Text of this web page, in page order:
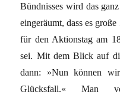
Bündnisses wird das
eingeräumt, dass es
für den Aktionstag am
sei. Mit dem Blick auf
dann: »Nun können
Glücksfall.« Man